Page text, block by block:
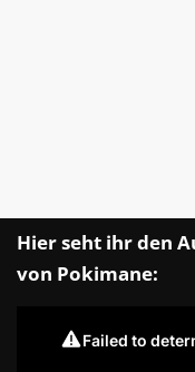
Hier seht ihr den
von Pokimane: